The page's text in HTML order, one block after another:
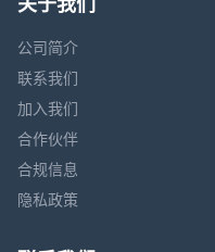
关于我们
公司简介
联系我们
加入我们
合作伙伴
合规信息
隐私政策